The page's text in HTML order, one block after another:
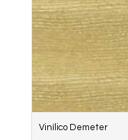
Vinílico Demeter